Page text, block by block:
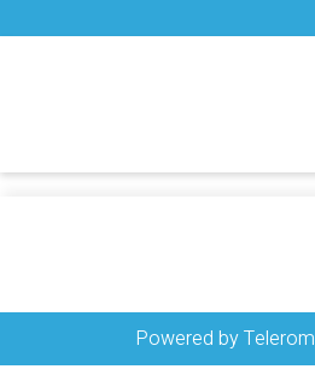
Powered by Telerom